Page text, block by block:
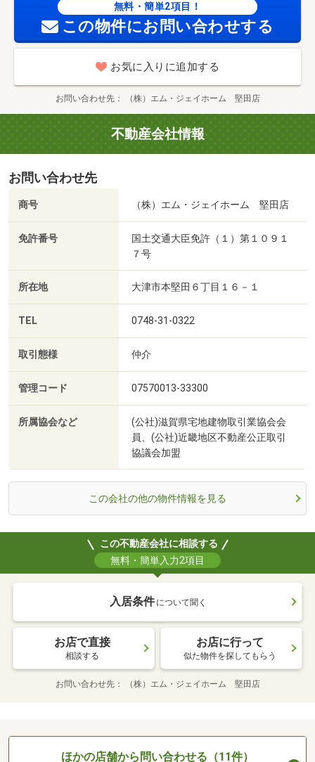
無料・簡単2項目！
この物件にお問い合わせする
お気に入りに追加する
お問い合わせ先 （株）エム・ジェイホーム 堅田店
不動産会社情報
お問い合わせ先
商号 （株）エム・ジェイホーム 堅田店
免許番号
国土交通大臣免許（１）第１０９１
７号
所在地 大津市本堅田６丁目１６－１
TEL 0748-31-0322
取引態様 仲介
管理コード 07570013-33300
所属協会など
(公社)滋賀県宅地建物取引業協会会
員、(公社)近畿地区不動産公正取引
協議会加盟
この会社の他の物件情報を見る
この不動産会社に相談する
無料・簡単入力2項目
入居条件 について聞く
お店で直接
相談する
お店に行って
似た物件を探してもらう
お問い合わせ先 （株）エム・ジェイホーム 堅田店
ほかの店舗から問い合わせる（11件）